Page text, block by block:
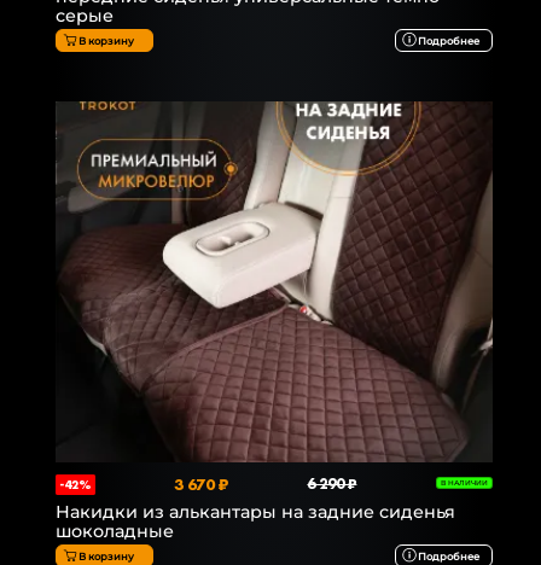
серые
В корзину Подробнее
-42% 3 670 ₽ 6 290 ₽ В НАЛИЧИИ
Накидки из алькантары на задние сиденья
шоколадные
В корзину Подробнее